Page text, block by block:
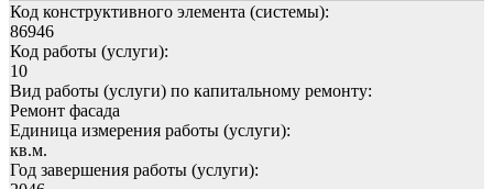
Код конструктивного элемента (системы):
86946
Код работы (услуги):
10
Вид работы (услуги) по капитальному ремонту:
Ремонт фасада
Единица измерения работы (услуги):
кв.м.
Год завершения работы (услуги):